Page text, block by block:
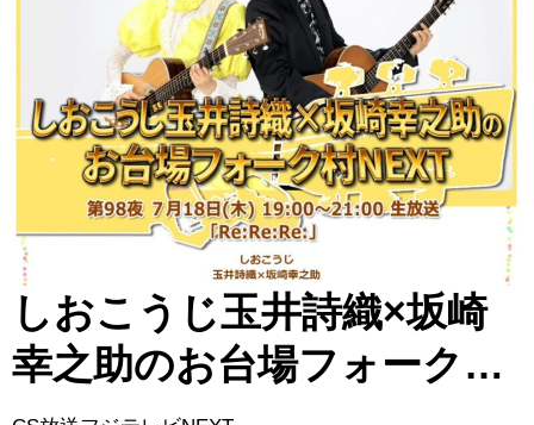
しおこうじ玉井詩織×坂崎
幸之助のお台場フォーク村